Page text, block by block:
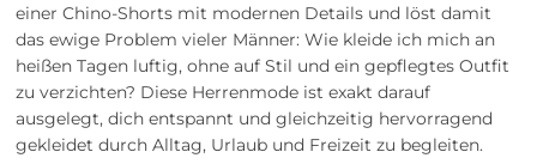
einer Chino-Shorts mit modernen Details und löst damit
das ewige Problem vieler Männer: Wie kleide ich mich an
heißen Tagen luftig, ohne auf Stil und ein gepflegtes Outfit
zu verzichten? Diese Herrenmode ist exakt darauf
ausgelegt, dich entspannt und gleichzeitig hervorragend
gekleidet durch Alltag, Urlaub und Freizeit zu begleiten.